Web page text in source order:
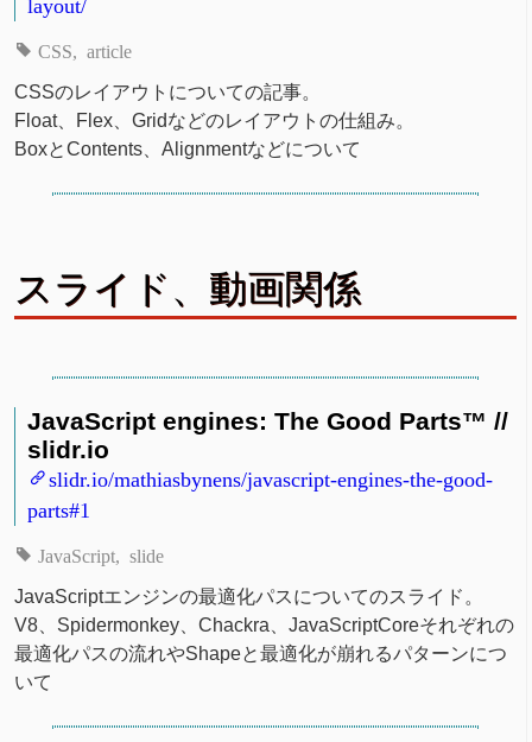
CSS article
CSSのレイアウトについての記事。
Float、Flex、Gridなどのレイアウトの仕組み。
BoxとContents、Alignmentなどについて
スライド、動画関係
JavaScript engines: The Good Parts™ //
slidr.io
slidr.io/mathiasbynens/javascript-engines-the-good-
parts#1
JavaScript slide
JavaScriptエンジンの最適化パスについてのスライド。
V8、Spidermonkey、Chackra、JavaScriptCoreそれぞれの
最適化パスの流れやShapeと最適化が崩れるパターンにつ
いて